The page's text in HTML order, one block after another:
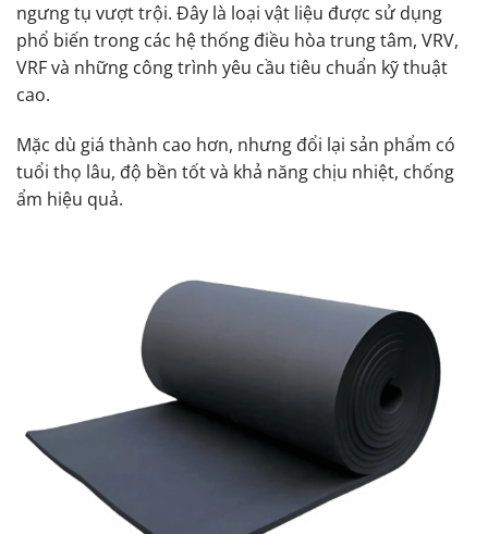
ngưng tụ vượt trội. Đây là loại vật liệu được sử dụng
phổ biến trong các hệ thống điều hòa trung tâm, VRV,
VRF và những công trình yêu cầu tiêu chuẩn kỹ thuật
cao.
Mặc dù giá thành cao hơn, nhưng đổi lại sản phẩm có
tuổi thọ lâu, độ bền tốt và khả năng chịu nhiệt, chống
ẩm hiệu quả.